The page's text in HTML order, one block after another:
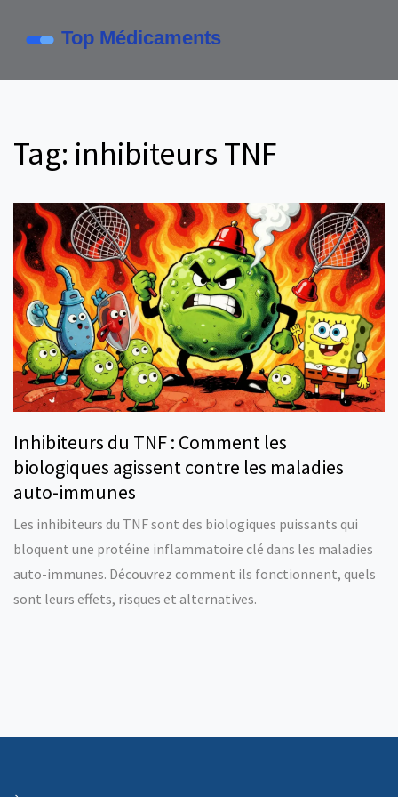
Tag: inhibiteurs TNF
Inhibiteurs du TNF : Comment les
biologiques agissent contre les maladies
auto-immunes
Les inhibiteurs du TNF sont des biologiques puissants qui
bloquent une protéine inflammatoire clé dans les maladies
auto-immunes. Découvrez comment ils fonctionnent, quels
sont leurs effets, risques et alternatives.